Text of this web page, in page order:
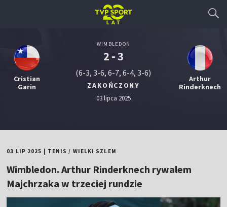
Cristian
Garin
WIMBLEDON
2 - 3
(6-3, 3-6, 6-7, 6-4, 3-6)
ZAKOŃCZONY
03 lipca 2025
Arthur
Rinderknech
03 LIP 2025 TENIS / WIELKI SZLEM
Wimbledon. Arthur Rinderknech rywalem
Majchrzaka w trzeciej rundzie